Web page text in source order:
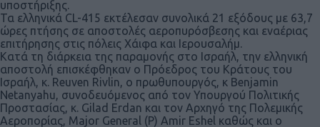
υποστήριξης.
Τα ελληνικά CL-415 εκτέλεσαν συνολικά 21 εξόδους με 63,7
ώρες πτήσης σε αποστολές αεροπυρόσβεσης και εναέριας
επιτήρησης στις πόλεις Χάιφα και Ιερουσαλήμ.
Κατά τη διάρκεια της παραμονής στο Ισραήλ, την ελληνική
αποστολή επισκέφθηκαν ο Πρόεδρος του Κράτους του
Ισραήλ, κ. Reuven Rivlin, ο πρωθυπουργός, κ Benjamin
Netanyahu, συνοδευόμενος από τον Υπουργού Πολιτικής
Προστασίας, κ. Gilad Erdan και τον Αρχηγό της Πολεμικής
Αεροπορίας, Major General (P) Amir Eshel καθώς και ο